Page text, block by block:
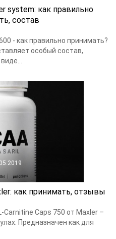
system: как правильно
состав
- как правильно принимать?
особый состав,
как принимать, отзывы
Carnitine Caps 750 от Maxler –
Предназначен как для